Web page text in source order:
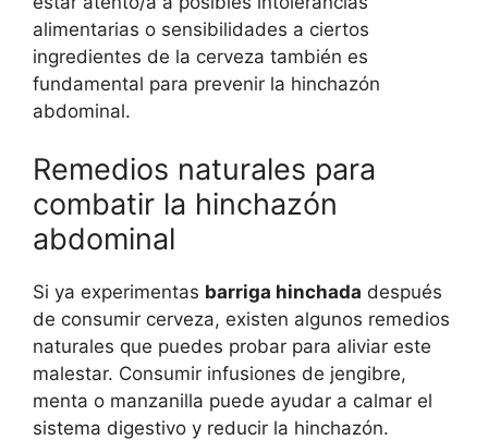
alimentarias o sensibilidades a ciertos
ingredientes de la cerveza también es
fundamental para prevenir la hinchazón
abdominal.
Remedios naturales para
combatir la hinchazón
abdominal
Si ya experimentas barriga hinchada después
de consumir cerveza, existen algunos remedios
naturales que puedes probar para aliviar este
malestar. Consumir infusiones de jengibre,
menta o manzanilla puede ayudar a calmar el
sistema digestivo y reducir la hinchazón.